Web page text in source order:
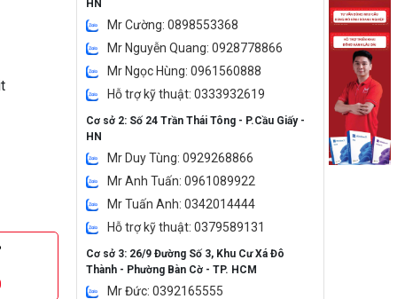
HN
Mr Cường: 0898553368
Mr Nguyễn Quang: 0928778866
Mr Ngọc Hùng: 0961560888
Hỗ trợ kỹ thuật: 0333932619
Cơ sở 2: Số 24 Trần Thái Tông - P.Cầu Giấy -
HN
Mr Duy Tùng: 0929268866
Mr Anh Tuấn: 0961089922
Mr Tuấn Anh: 0342014444
Hỗ trợ kỹ thuật: 0379589131
Cơ sở 3: 26/9 Đường Số 3, Khu Cư Xá Đô
Thành - Phường Bàn Cờ - TP. HCM
Mr Đức: 0392165555